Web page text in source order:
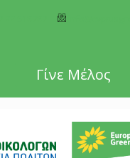
Γίνε Μέλος